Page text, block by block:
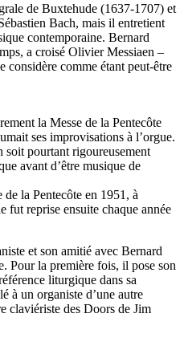
de Buxtehude (1637-1707) et
Bach, mais il entretient
contemporaine. Bernard
a croisé Olivier Messiaen –
considère comme étant peut-être
la Messe de la Pentecôte
ses improvisations à l’orgue.
pourtant rigoureusement
avant d’être musique de
la Pentecôte en 1951, à
fut reprise ensuite chaque année
et son amitié avec Bernard
Pour la première fois, il pose son
liturgique dans sa
à un organiste d’une autre
claviériste des Doors de Jim